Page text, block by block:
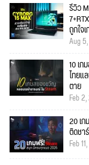
รีวิว
ถูกใจ
Aug
10 เ
ไทยแ
ตาย
Feb
20 เ
ติดชา
Feb